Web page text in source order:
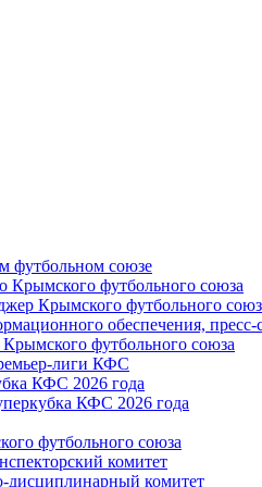
футбольном союзе
Крымского футбольного союза
Крымского футбольного
обеспечения, пресс-
футбольного союза
лиги КФС
КФС 2026 года
КФС 2026 года
футбольного союза
комитет
дисциплинарный комитет